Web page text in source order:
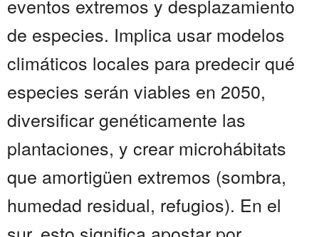
eventos extremos y desplazamiento
de especies. Implica usar modelos
climáticos locales para predecir qué
especies serán viables en 2050,
diversificar genéticamente las
plantaciones, y crear microhábitats
que amortigüen extremos (sombra,
humedad residual, refugios). En el